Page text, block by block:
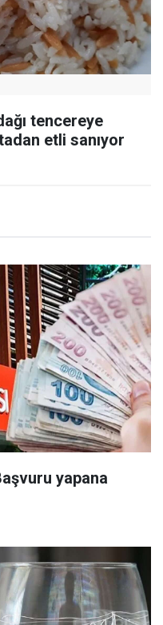
tencereye
etli sanıyor
yapana